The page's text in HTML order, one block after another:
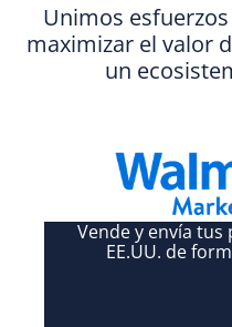
Unimos
maximizar el valor
un
Vende y envía
EE.UU. de